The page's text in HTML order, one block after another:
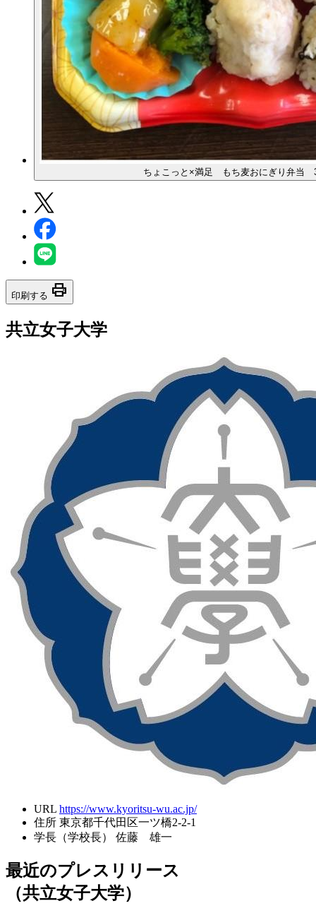
ちょこっと×満足 もち麦おにぎり弁当
印刷する print
共立女子大学
URL https://www.kyoritsu-wu.ac.jp/
住所 東京都千代田区一ツ橋2-2-1
学長（学校長）
佐藤 雄一
最近のプレスリリース
（共立女子大学）